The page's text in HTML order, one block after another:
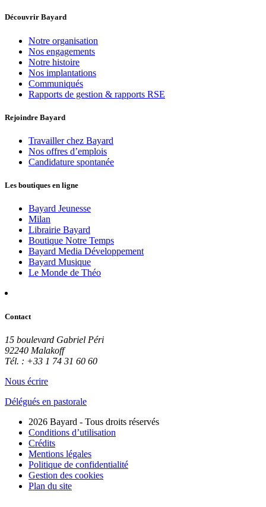
Découvrir Bayard
Notre organisation
Nos engagements
Notre histoire
Nos implantations
Communiqués
Rapports de gestion & rapports RSE
Rejoindre Bayard
Travailler chez Bayard
Nos offres d’emplois
Candidature spontanée
Les boutiques en ligne
Bayard Jeunesse
Milan
Librairie Bayard
Boutique Notre Temps
Bayard Media Développement
Bayard Musique
Le Monde de Théo
Contact
15 boulevard Gabriel Péri
92240 Malakoff
Tél. : +33 1 74 31 60 60
Nous écrire
Délégués en pastorale
2026 Bayard - Tous droits réservés
Conditions d’utilisation
Crédits
Mentions légales
Politique de confidentialité
Gestion des cookies
Plan du site